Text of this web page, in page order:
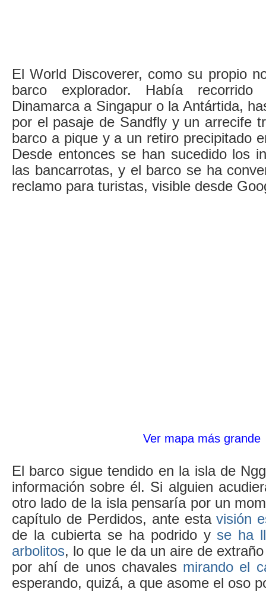
El World Discoverer, como su propio
barco explorador. Había
Dinamarca a Singapur o la Antártida,
por el pasaje de Sandfly y un arrecife
barco a pique y a un retiro precipitado
Desde entonces se han sucedido los
las bancarrotas, y el barco se ha
reclamo para turistas, visible desde
Ver mapa más grande
El barco sigue tendido en la isla de
información sobre él. Si alguien
otro lado de la isla pensaría por un
capítulo de Perdidos, ante estavisión
de la cubierta se ha podrido y se ha
arbolitos, lo que le da un aire de
por ahí de unos chavales mirando el
esperando, quizá, a que asome el oso